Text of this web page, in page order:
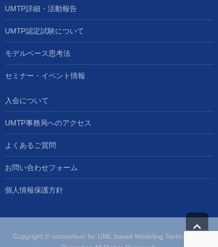
UMTP詳細・活動報告
UMTP認定試験について
モデルベース思考法
セミナー・イベント情報
入会について
UMTP事務局へのアクセス
よくあるご質問
お問い合わせフォーム
個人情報保護方針
Copyright © consortium for UML based Modeling Technologies